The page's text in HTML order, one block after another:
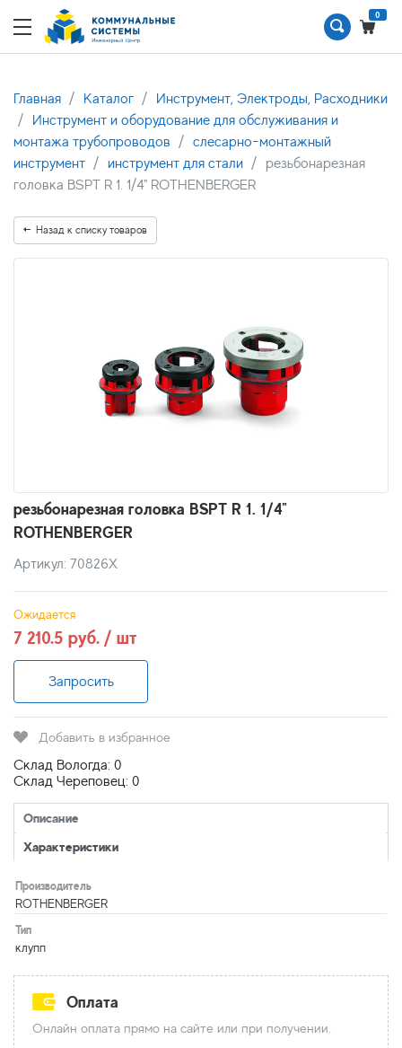
0
Главная Каталог
Инструмент, Электроды, Расходники
Инструмент и оборудование для обслуживания и
монтажа трубопроводов
слесарно-монтажный
инструмент
инструмент для стали
резьбонарезная
головка BSPT R 1. 1/4" ROTHENBERGER
Назад к списку товаров
резьбонарезная головка BSPT R 1. 1/4"
ROTHENBERGER
Артикул: 70826X
Ожидается
7 210.5 руб. / шт
Запросить
Добавить в избранное
Склад Вологда: 0
Склад Череповец: 0
Описание
Характеристики
Производитель
ROTHENBERGER
Тип
клупп
Оплата
Онлайн оплата прямо на сайте или при получении.